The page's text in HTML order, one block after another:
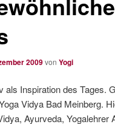
2009von Yogi
als Inspiration des Tages.
Vidya Bad Meinberg.
Ayurveda, Yogalehrer